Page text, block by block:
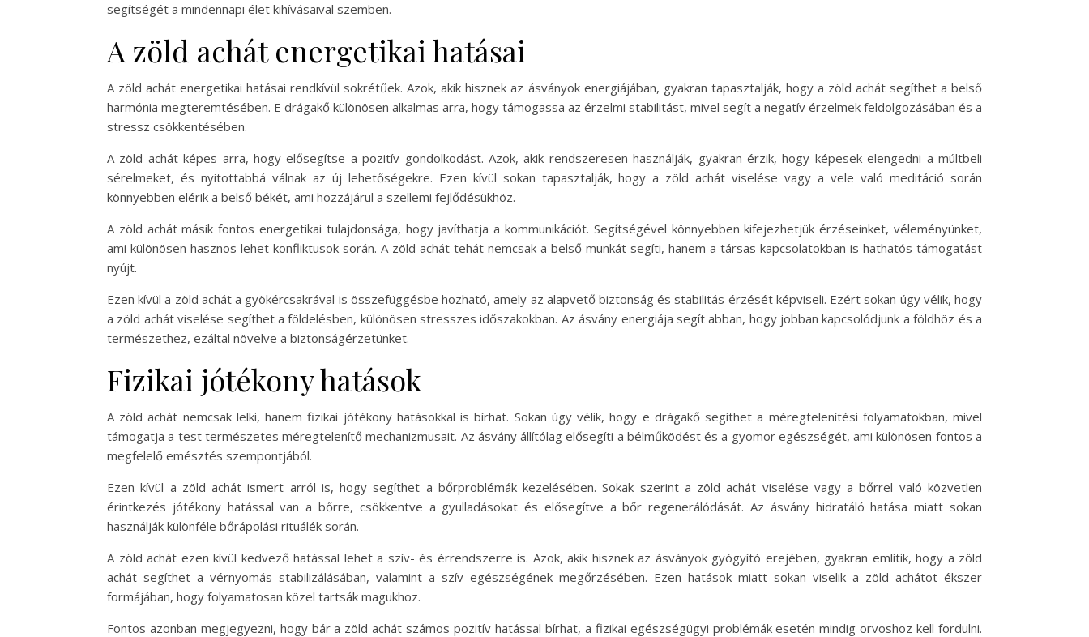
segítségét a mindennapi élet kihívásaival szemben.
A zöld achát energetikai hatásai
A zöld achát energetikai hatásai rendkívül sokrétűek. Azok, akik hisznek az ásványok energiájában, gyakran tapasztalják, hogy a zöld achát segíthet a belső
harmónia megteremtésében. E drágakő különösen alkalmas arra, hogy támogassa az érzelmi stabilitást, mivel segít a negatív érzelmek feldolgozásában és a
stressz csökkentésében.
A zöld achát képes arra, hogy elősegítse a pozitív gondolkodást. Azok, akik rendszeresen használják, gyakran érzik, hogy képesek elengedni a múltbeli
sérelmeket, és nyitottabbá válnak az új lehetőségekre. Ezen kívül sokan tapasztalják, hogy a zöld achát viselése vagy a vele való meditáció során
könnyebben elérik a belső békét, ami hozzájárul a szellemi fejlődésükhöz.
A zöld achát másik fontos energetikai tulajdonsága, hogy javíthatja a kommunikációt. Segítségével könnyebben kifejezhetjük érzéseinket, véleményünket,
ami különösen hasznos lehet konfliktusok során. A zöld achát tehát nemcsak a belső munkát segíti, hanem a társas kapcsolatokban is hathatós támogatást
nyújt.
Ezen kívül a zöld achát a gyökércsakrával is összefüggésbe hozható, amely az alapvető biztonság és stabilitás érzését képviseli. Ezért sokan úgy vélik, hogy
a zöld achát viselése segíthet a földelésben, különösen stresszes időszakokban. Az ásvány energiája segít abban, hogy jobban kapcsolódjunk a földhöz és a
természethez, ezáltal növelve a biztonságérzetünket.
Fizikai jótékony hatások
A zöld achát nemcsak lelki, hanem fizikai jótékony hatásokkal is bírhat. Sokan úgy vélik, hogy e drágakő segíthet a méregtelenítési folyamatokban, mivel
támogatja a test természetes méregtelenítő mechanizmusait. Az ásvány állítólag elősegíti a bélműködést és a gyomor egészségét, ami különösen fontos a
megfelelő emésztés szempontjából.
Ezen kívül a zöld achát ismert arról is, hogy segíthet a bőrproblémák kezelésében. Sokak szerint a zöld achát viselése vagy a bőrrel való közvetlen
érintkezés jótékony hatással van a bőrre, csökkentve a gyulladásokat és elősegítve a bőr regenerálódását. Az ásvány hidratáló hatása miatt sokan
használják különféle bőrápolási rituálék során.
A zöld achát ezen kívül kedvező hatással lehet a szív- és érrendszerre is. Azok, akik hisznek az ásványok gyógyító erejében, gyakran említik, hogy a zöld
achát segíthet a vérnyomás stabilizálásában, valamint a szív egészségének megőrzésében. Ezen hatások miatt sokan viselik a zöld achátot ékszer
formájában, hogy folyamatosan közel tartsák magukhoz.
Fontos azonban megjegyezni, hogy bár a zöld achát számos pozitív hatással bírhat, a fizikai egészségügyi problémák esetén mindig orvoshoz kell fordulni.